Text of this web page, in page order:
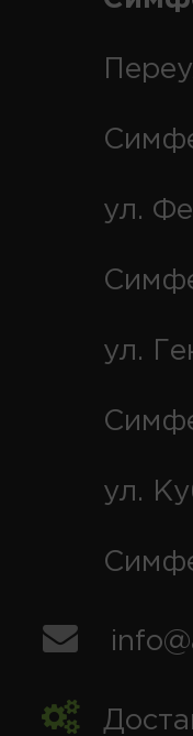
ул.
ул.
ул.